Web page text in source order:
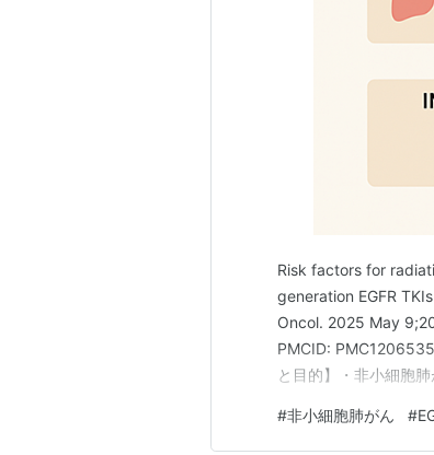
Risk factors for
generation EGFR
Oncol. 2025 May
PMCID:
と目的】・非小細胞
#非小細胞肺がん #